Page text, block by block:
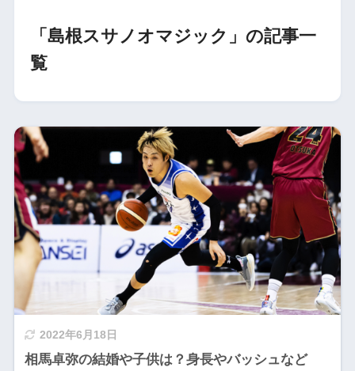
「島根スサノオマジック」の記事一
覧
2022年6月18日
相馬卓弥の結婚や子供は？身長やバッシュなど